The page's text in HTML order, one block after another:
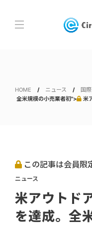
HOME ニュース 国際
全米規模の小売業者初">
米
この記事は会員限
ニュース
米アウトド
を達成。全